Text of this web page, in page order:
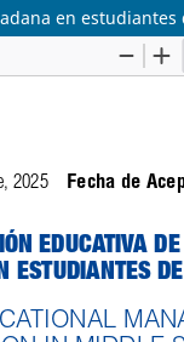
en estudiantes